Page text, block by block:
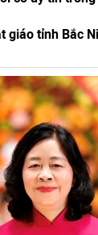
giáo tỉnh Bắc